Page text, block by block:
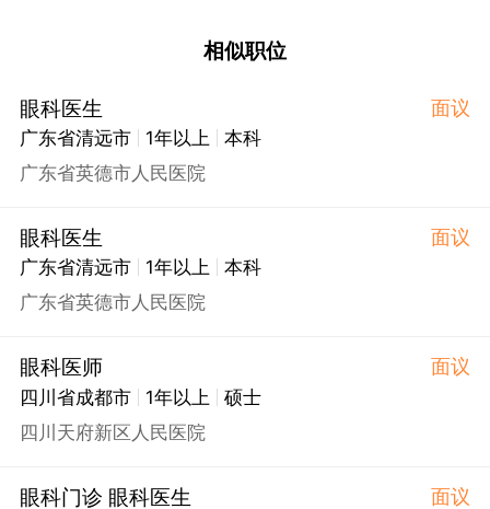
相似职位
眼科医生 面议
广东省清远市 1年以上
本科
广东省英德市人民医院
眼科医生 面议
广东省清远市 1年以上
本科
广东省英德市人民医院
眼科医师 面议
四川省成都市 1年以上
硕士
四川天府新区人民医院
眼科门诊 眼科医生 面议